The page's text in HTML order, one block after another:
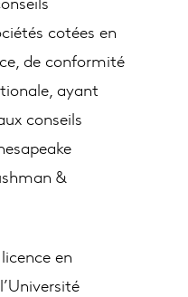
cotées en
de conformité
ayant
conseils
&
en